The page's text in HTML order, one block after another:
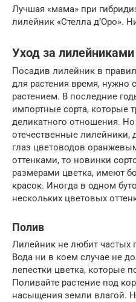
Лучшая «мама» при
лилейник «Стелла д’Оро».
Уход за лилейниками
Посадив лилейник в
для растения время, нужно
растением. В последние
импортные сорта, которые
деликатного отношения. Но
отечественные лилейники,
глаз цветоводов
оттенками, то новинки
размерами цветка, имеют
красок. Иногда в одном
нескольких цветовых
Полив
Лилейник не любит частых
Вода ни в коем случае не
лепестки цветка, которые
Поливайте растение под
насыщения земли влагой.